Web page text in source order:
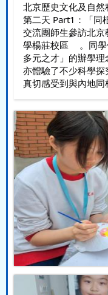
北京歷史文化及自然
第二天 Part1：「同
交流團師生參訪北
學楊莊校區
。同
多元之才」的辦學理
亦體驗了不少科學
真切感受到與內地同